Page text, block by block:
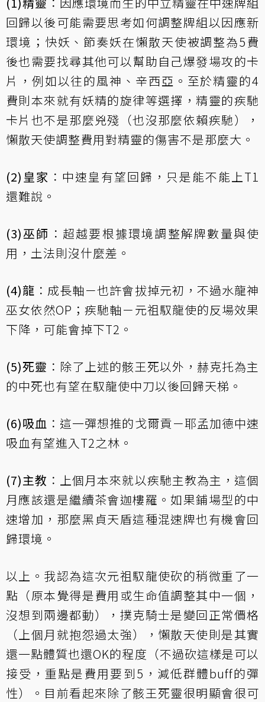
回歸以後可能需要思考如何調整牌組以因應新
環境；快妖、節奏妖在懶散天使被調整為5費
後也需要找尋其他可以幫助自己爆發場攻的卡
片，例如以往的風神、辛西亞。至於精靈的4
費則本來就有妖精的旋律等選擇，精靈的疾馳
卡片也不是那麼兇殘（也沒那麼依賴疾馳），
懶散天使調整費用對精靈的傷害不是那麼大。
(2)皇家 ：中速皇有望回歸，只是能不能上T1
還難說。
(3)巫師 ：超越要根據環境調整解牌數量與使
用，土法則沒什麼差。
(4)龍 ：成長軸－也許會拔掉元初，不過水龍神
巫女依然OP；疾馳軸－元祖馭龍使的反場效果
下降，可能會掉下T2。
(5)死靈 ：除了上述的骸王死以外，赫克托為主
的中死也有望在馭龍使中刀以後回歸天梯。
(6)吸血 ：這一彈想推的戈爾貢－耶孟加德中速
吸血有望進入T2之林。
(7)主教 ：上個月本來就以疾馳主教為主，這個
月應該還是繼續茶會迦樓羅。如果鋪場型的中
速增加，那麼黑貞天盾這種混速牌也有機會回
歸環境。
以上。我認為這次元祖馭龍使砍的稍微重了一
點（原本覺得是費用或生命值調整其中一個，
沒想到兩邊都動），撲克騎士是變回正常價格
（上個月就抱怨過太強），懶散天使則是其實
還一點體質也還OK的程度（不過砍這樣是可以
接受，重點是費用要到5，減低群體buff的彈
性）。目前看起來除了骸王死靈很明顯會很可